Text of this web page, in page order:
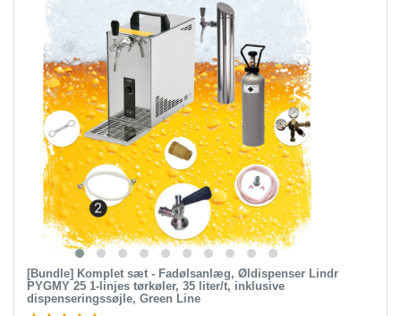
[Bundle] Komplet sæt - Fadølsanlæg, Øldispenser Lindr
PYGMY 25 1-linjes tørkøler, 35 liter/t, inklusive
dispenseringssøjle, Green Line